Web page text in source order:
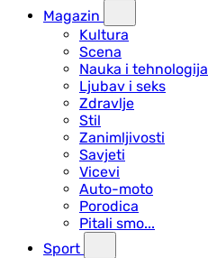
Magazin
Kultura
Scena
Nauka i tehnologija
Ljubav i seks
Zdravlje
Stil
Zanimljivosti
Savjeti
Vicevi
Auto-moto
Porodica
Pitali smo...
Sport